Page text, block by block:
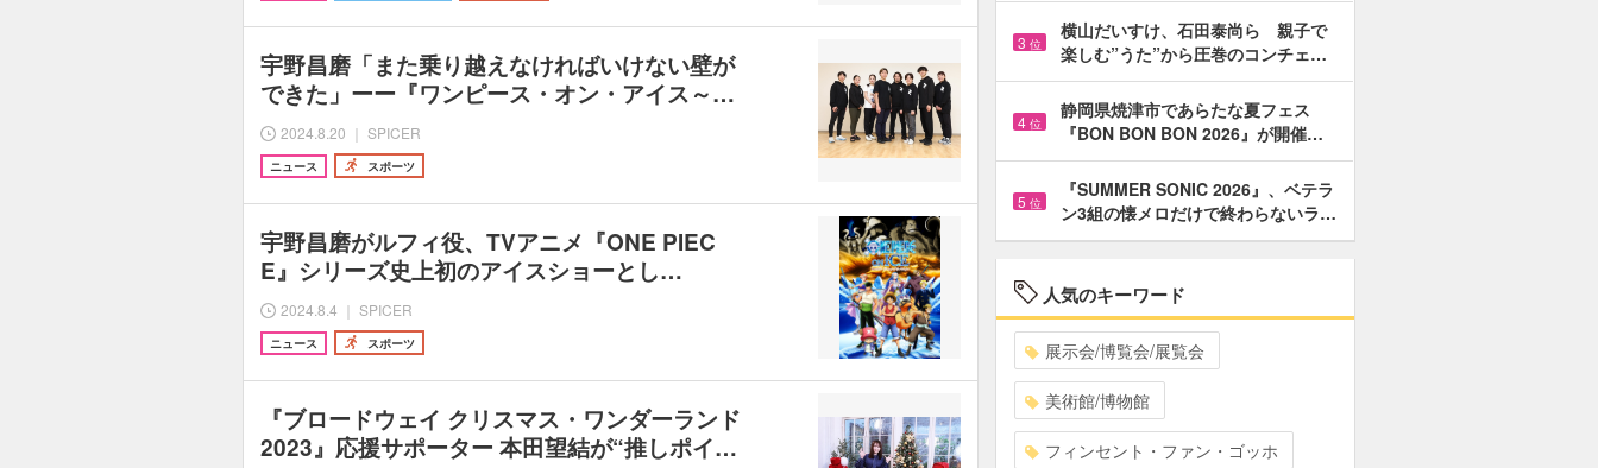
宇野昌磨「また乗り越えなければいけない壁が
できた」ーー『ワンピース・オン・アイス～…
2024.8.20 ｜ SPICER
ニュース スポーツ
宇野昌磨がルフィ役、TVアニメ『ONE PIEC
E』シリーズ史上初のアイスショーとし…
2024.8.4 ｜ SPICER
ニュース スポーツ
『ブロードウェイ クリスマス・ワンダーランド
2023』応援サポーター 本田望結が“推しポイ…
3 位
横山だいすけ、石田泰尚ら 親子で
楽しむ”うた”から圧巻のコンチェ…
4 位
静岡県焼津市であらたな夏フェス
『BON BON BON 2026』が開催…
5 位
『SUMMER SONIC 2026』、ベテラ
ン3組の懐メロだけで終わらないラ…
人気のキーワード
展示会/博覧会/展覧会
美術館/博物館
フィンセント・ファン・ゴッホ